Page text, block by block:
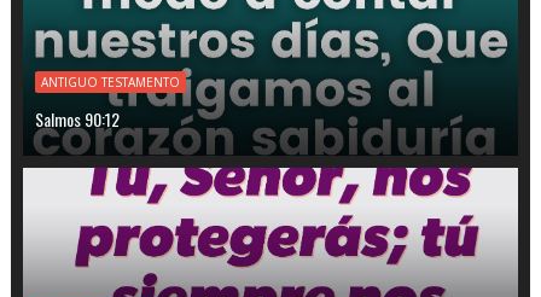
ANTIGUO TESTAMENTO
Salmos 90:12